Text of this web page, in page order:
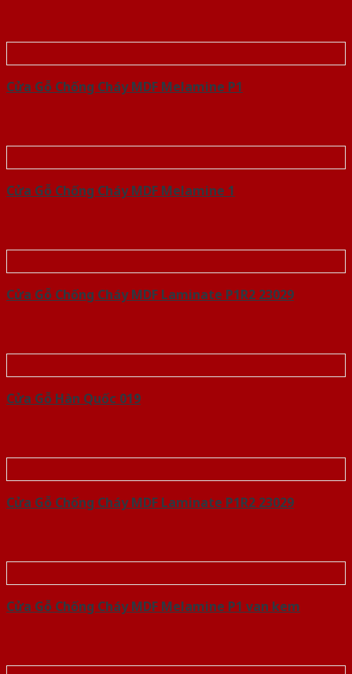
Cửa Gỗ Chống Cháy MDF Melamine P1
Cửa Gỗ Chống Cháy MDF Melamine 1
Cửa Gỗ Chống Cháy MDF Laminate P1R2 23029
Cửa Gỗ Hàn Quốc 019
Cửa Gỗ Chống Cháy MDF Laminate P1R2 23029
Cửa Gỗ Chống Cháy MDF Melamine P1 van kem